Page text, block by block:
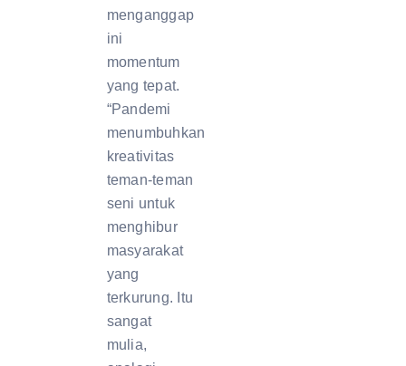
menganggap
ini
momentum
yang tepat.
“Pandemi
menumbuhkan
kreativitas
teman-teman
seni untuk
menghibur
masyarakat
yang
terkurung. Itu
sangat
mulia,